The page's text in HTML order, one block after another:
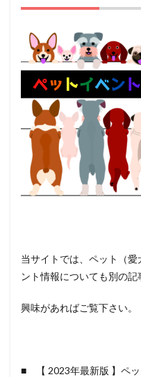
当サイトでは、ペット（
ント情報についても別の記
興味があればご覧下さい。
■ 【 2023年最新版 】ペッ